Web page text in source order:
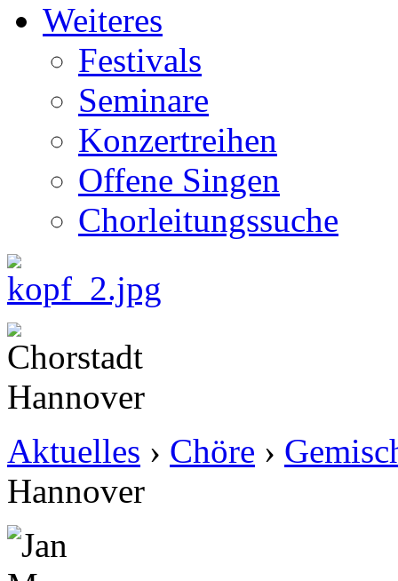
Weiteres
Festivals
Seminare
Konzertreihen
Offene Singen
Chorleitungssuche
Aktuelles › Chöre ›
Hannover